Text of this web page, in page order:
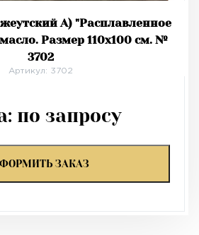
А) "Расплавленное
Размер 110х100 см. №
3702
Артикул: 3702
по запросу
ЗАКАЗ